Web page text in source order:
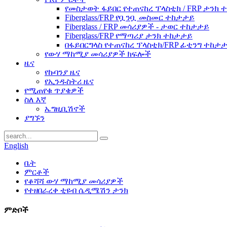
የመስታወት ፋይበር የተጠናከረ ፕላስቲክ / FRP ታንክ
Fiberglass/FRP የቧንቧ መስመር ተከታታይ
Fiberglass / FRP መሳሪያዎች - ታወር ​​ተከታታይ
Fiberglass/FRP የማጣሪያ ታንክ ተከታታይ
በፋይበርግላስ የተጠናከረ ፕላስቲክ/FRP ፊቲንግ
የውሃ ማከሚያ መሳሪያዎች ክፍሎች
ዜና
የኩባንያ ዜና
የኢንዱስትሪ ዜና
የሚጠየቁ ጥያቄዎች
ስለ እኛ
ኤግዚቢሽኖች
ያግኙን
English
ቤት
ምርቶች
የቆሻሻ ውሃ ማከሚያ መሳሪያዎች
የተዘበራረቀ ቲዩብ ሴዲሜሽን ታንክ
ምድቦች